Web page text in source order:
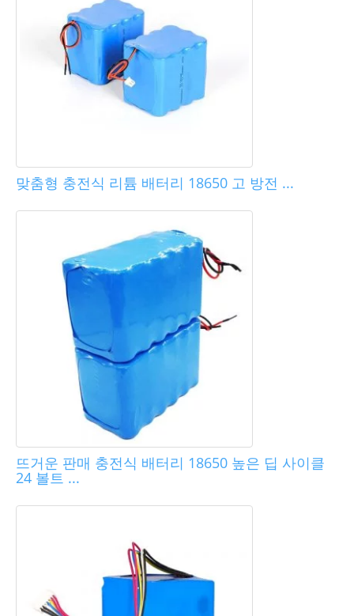
맞춤형 충전식 리튬 배터리 18650 고 방전 ...
뜨거운 판매 충전식 배터리 18650 높은 딥 사이클
24 볼트 ...